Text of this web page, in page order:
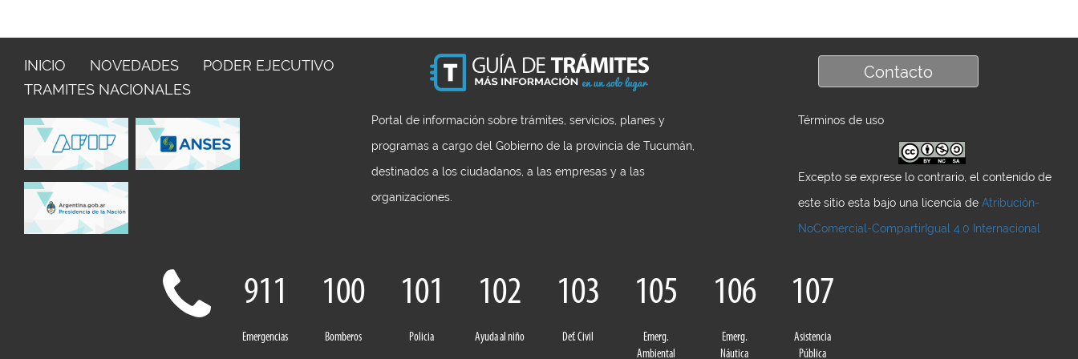
INICIO NOVEDADES
PODER EJECUTIVO
TRAMITES NACIONALES
Portal de información sobre trámites, servicios, planes y
programas a cargo del Gobierno de la provincia de Tucumán,
destinados a los ciudadanos, a las empresas y a las
organizaciones.
Contacto
Términos de uso
Excepto se exprese lo contrario, el contenido de
este sitio esta bajo una licencia de Atribución-
NoComercial-CompartirIgual 4.0 Internacional
911
Emergencias
100
Bomberos
101
Policia
102
Ayuda al niño
103
Def. Civil
105
Emerg.
Ambiental
106
Emerg.
Náutica
107
Asistencia
Pública